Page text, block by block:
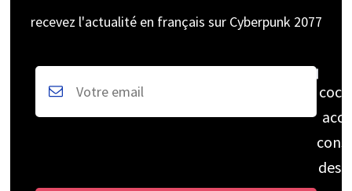
recevez l'actualité en français sur Cyberpunk 2077
des